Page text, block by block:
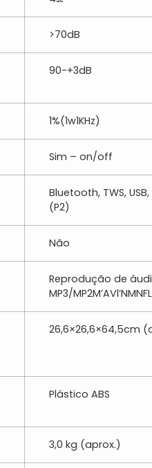
>70dB
90-+3dB
1%(1w1KHz)
Sim – on/off
Bluetooth, TWS, USB,
(P2)
Não
Reprodução de
MP3/
26,6×26,6×64,5cm
Plástico ABS
3,0 kg (aprox.)